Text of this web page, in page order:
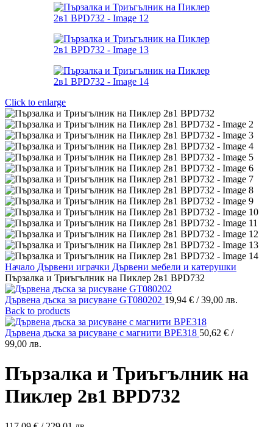
Click to enlarge
Начало Дървени играчки Дървени мебели и катерушки
Пързалка и Триъгълник на Пиклер 2в1 BPD732
Дървена дъска за рисуване GT080202 19,94 € / 39,00 лв.
Back to products
Дървена дъска за рисуване с магнити BPE318 50,62 € /
99,00 лв.
Пързалка и Триъгълник на
Пиклер 2в1 BPD732